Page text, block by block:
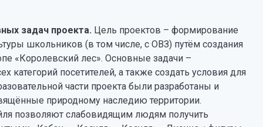
задач проекта. Цель проектов – формирование
школьников (в том числе, с ОВЗ) путём создания
«Королевский лес». Основные задачи –
категорий посетителей, а также создать условия для
части проекта были разработаны и
природному наследию территории.
позволяют слабовидящим людям получить